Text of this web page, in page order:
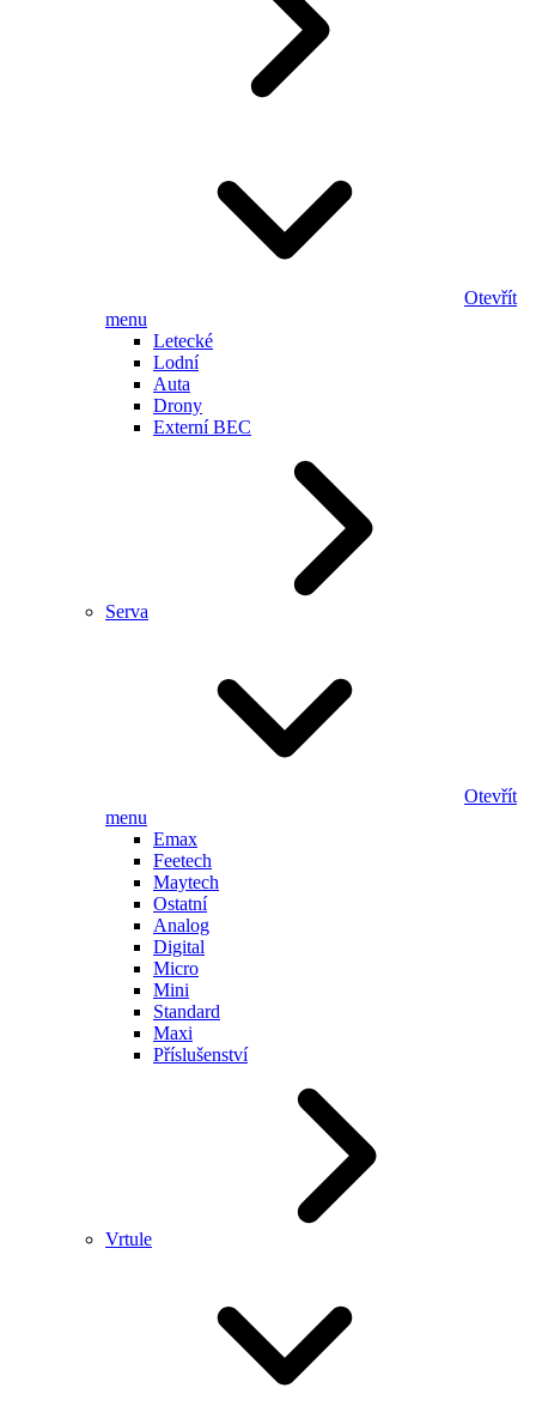
Otevřít
menu
Letecké
Lodní
Auta
Drony
Externí BEC
Serva
Otevřít
menu
Emax
Feetech
Maytech
Ostatní
Analog
Digital
Micro
Mini
Standard
Maxi
Příslušenství
Vrtule